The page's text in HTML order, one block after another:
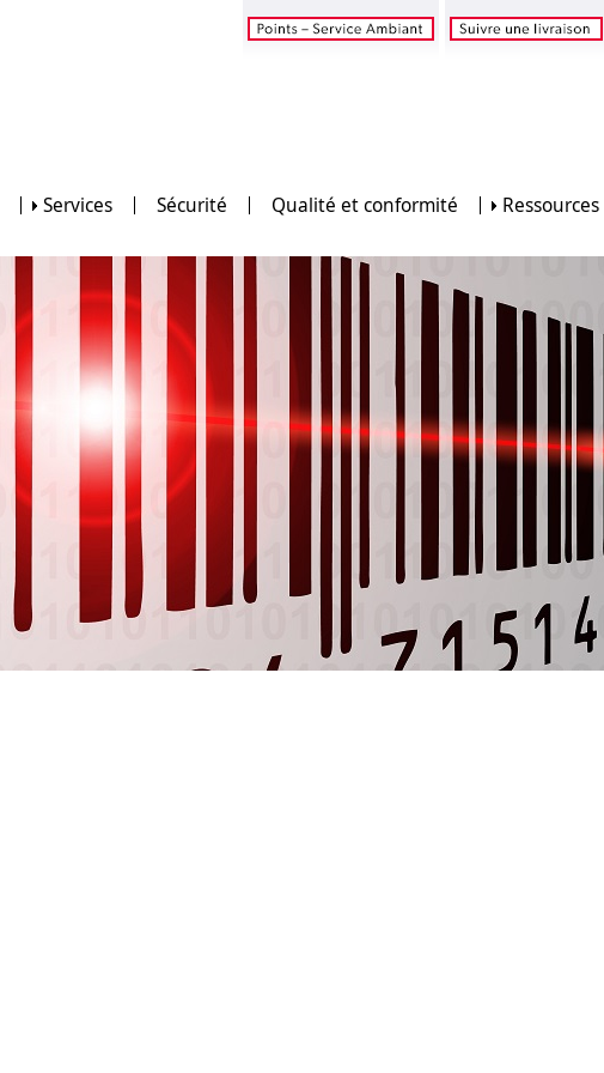
Services Sécurité Qualité et conformité Ressources